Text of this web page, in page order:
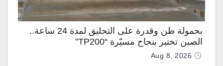
بحمولة طن وقدرة على التحليق لمدة 24 ساعة..
الصين تختبر بنجاح مسيّرة “TP200”
Aug 8, 2026